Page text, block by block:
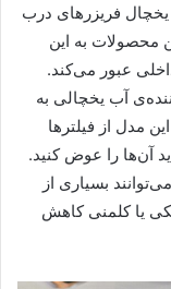
فریزر‌های درب
محصولات به این
عبور می‌کند.
آب یخچالی به
مدل از فیلترها
آن‌ها را عوض کنید.
بسیاری از
یا کلمنی کاهش